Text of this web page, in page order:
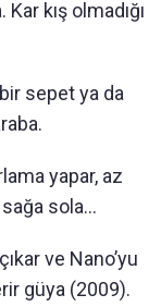
kış olmadığı
sepet ya da
yapar, az
sağa sola…
ve Nano’yu
güya (2009).